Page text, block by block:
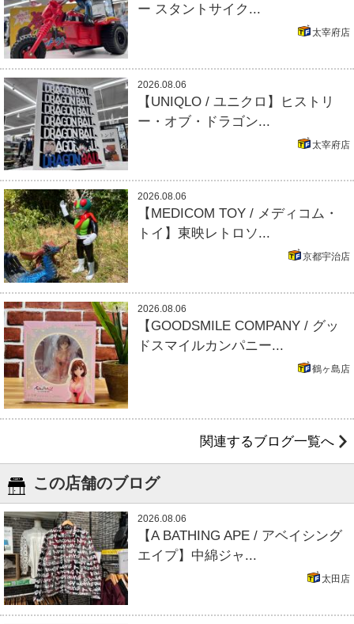
ー スタントサイク...
太宰府店
2026.08.06
【UNIQLO / ユニクロ】ヒストリ
ー・オブ・ドラゴン...
太宰府店
2026.08.06
【MEDICOM TOY / メディコム・
トイ】東映レトロソ...
京都宇治店
2026.08.06
【GOODSMILE COMPANY / グッ
ドスマイルカンパニー...
鶴ヶ島店
関連するブログ一覧へ
この店舗のブログ
2026.08.06
【A BATHING APE / アベイシング
エイプ】中綿ジャ...
太田店